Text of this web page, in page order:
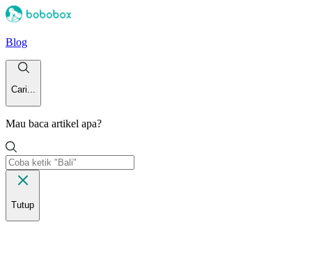
Blog
Cari...
Mau baca artikel apa?
Tutup